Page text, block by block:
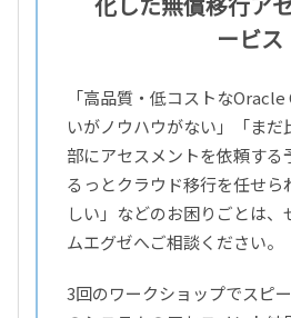
ービス
「高品質・低コストな
いがノウハウがない」「まだ
部にアセスメントを依頼する
るっとクラウド移行を任せら
しい」などのお困りごとは、
ムエグゼへご相談ください。
3回のワークショップでスピ